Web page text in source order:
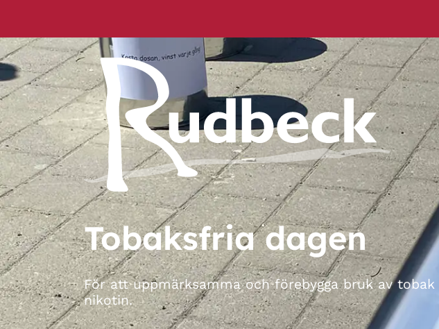
Tobaksfria dagen
För att uppmärksamma och förebygga bruk av tobak
nikotin.